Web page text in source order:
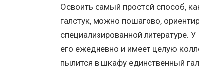
Освоить самый простой способ,
галстук, можно пошагово,
специализированной литературе.
его ежедневно и имеет целую
пылится в шкафу единственный